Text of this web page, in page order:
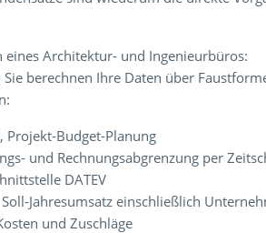
eines Architektur- und Ingenieurbüros:
berechnen Ihre Daten über
Projekt-Budget-Planung
und Rechnungsabgrenzung per
DATEV
Jahresumsatz einschließlich
und Zuschläge